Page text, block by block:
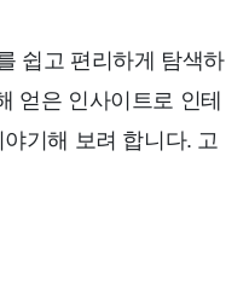
쉽고 편리하게 탐색하
얻은 인사이트로 인테
기해 보려 합니다. 고